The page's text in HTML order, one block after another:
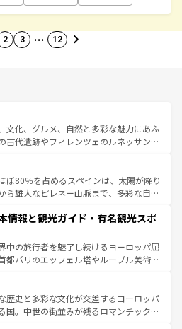
2 3 … 12
文化、グルメ、自然と多彩な魅力にあふ
古代遺跡やフィレンツェのルネッサンス
の美しい田園風景やアマルフィ海岸の絶
も見逃せない。観光の合間には、本場の
、絶品のイタリア料理を堪能することも
リアで、忘れられない旅をしてみよう！
リア情報は
ぼ80％を占めるスペインは、太陽が降り
ら雄大なピレネー山脈まで、多彩な自然
国では、情熱的なフラメンコ、熱気あふ
美味しいタパスが生活の一部となってい
ドの洗練された雰囲気や、バルセロナの
角から、地方では古代ローマ遺跡や中世
て風土や気候が異なるスペインはその個
性で訪れる人を魅了する。 なお、新着のスペイン情報は コ
照してほしい。
情報と観光ガイド・有名観光スポ
中の旅行者を魅了し続けるヨーロッパ屈
都パリのエッフェル塔やルーブル美術館
詰まっている。華麗な宮殿、歴史的な大
チ、そして豊かな自然が、訪れる者を心
た、フランスは美食の国としても知ら
歴史と多彩な文化が交差するヨーロッパ
国。中世の街並みが残るロマンチック街